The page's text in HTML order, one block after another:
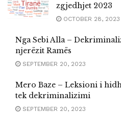
zgjedhjet 2023
OCTOBER 28, 2023
Nga Sebi Alla –
njerëzit Ramës
SEPTEMBER 20, 2023
Mero Baze – Leksioni i
tek dekriminalizimi
SEPTEMBER 20, 2023